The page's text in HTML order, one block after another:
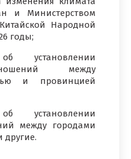
и Министерством
Народной
годы;
установлении
между
и провинцией
установлении
между городами